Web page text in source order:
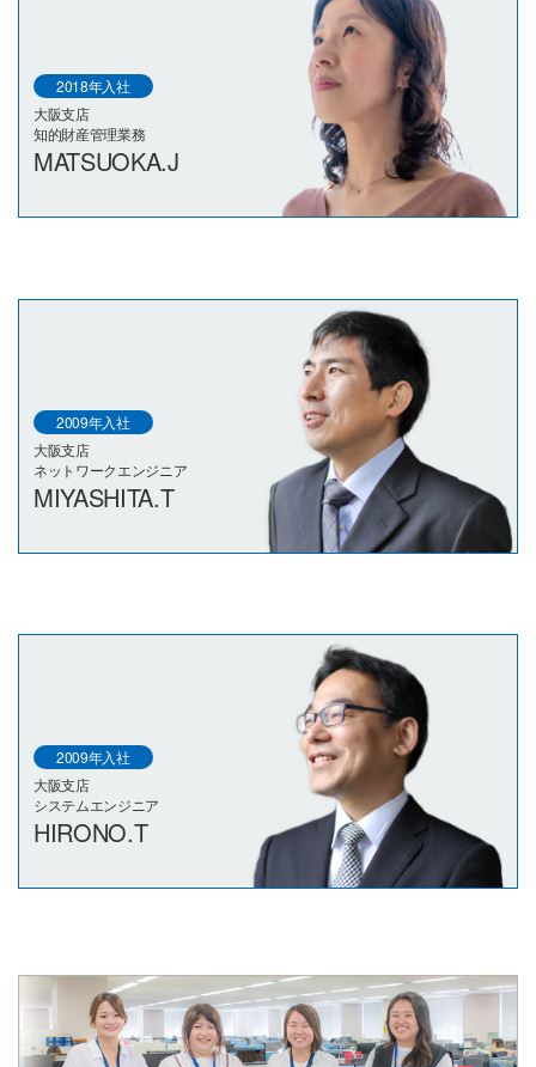
2018年入社
大阪支店
知的財産管理業務
MATSUOKA.J
2009年入社
大阪支店
ネットワークエンジニア
MIYASHITA.T
2009年入社
大阪支店
システムエンジニア
HIRONO.T